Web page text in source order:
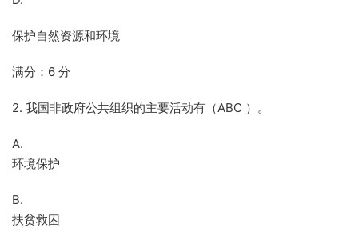
保护自然资源和环境
满分：6 分
2. 我国非政府公共组织的主要活动有（ABC ）。
A.
环境保护
B.
扶贫救困